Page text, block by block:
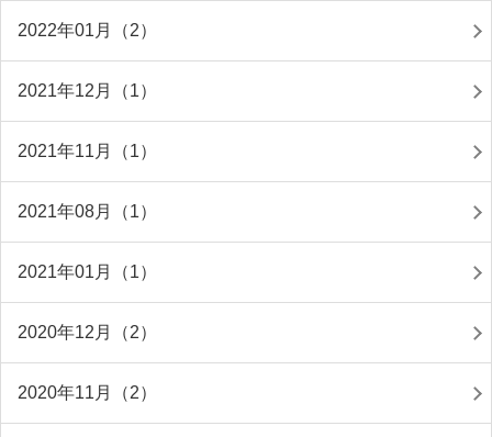
2022年01月（2）
2021年12月（1）
2021年11月（1）
2021年08月（1）
2021年01月（1）
2020年12月（2）
2020年11月（2）